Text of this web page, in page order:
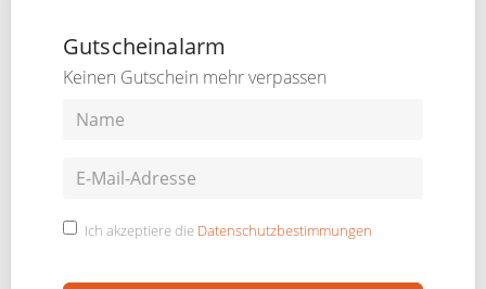
Gutscheinalarm
Keinen Gutschein mehr verpassen
Ich akzeptiere die Datenschutzbestimmungen